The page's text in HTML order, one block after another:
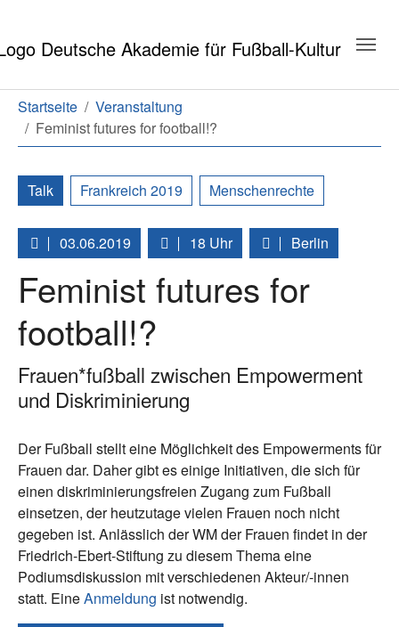
Sie sind hier:
Startseite
Veranstaltung
Feminist futures for football!?
Talk Frankreich 2019 Menschenrechte
03.06.2019 18 Uhr Berlin
Feminist futures for
football!?
Frauen*fußball zwischen Empowerment
und Diskriminierung
Der Fußball stellt eine Möglichkeit des Empowerments für
Frauen dar. Daher gibt es einige Initiativen, die sich für
einen diskriminierungsfreien Zugang zum Fußball
einsetzen, der heutzutage vielen Frauen noch nicht
gegeben ist. Anlässlich der WM der Frauen findet in der
Friedrich-Ebert-Stiftung zu diesem Thema eine
Podiumsdiskussion mit verschiedenen Akteur/-innen
statt. EineAnmeldung ist notwendig.